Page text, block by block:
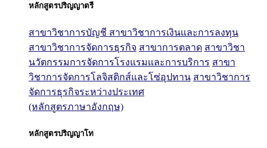
หลักสูตรปริญญาตรี
สาขาวิชาการบัญชี สาขาวิชาการเงินและการลงทุน
สาขาวิชาการจัดการธุรกิจ สาขาการตลาด สาขาวิชา
นวัตกรรมการจัดการโรงแรมและการบริการ สาขา
วิชาการจัดการโลจิสติกส์และโซ่อุปทาน สาขาวิชาการ
จัดการธุรกิจระหว่างประเทศ
(หลักสูตรภาษาอังกฤษ)
หลักสูตรปริญญาโท